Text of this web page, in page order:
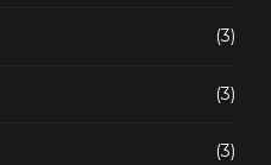
(3)
(3)
(3)